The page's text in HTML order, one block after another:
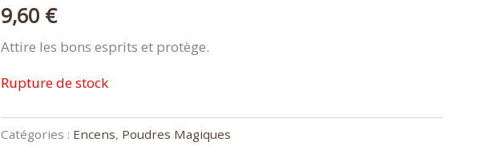
9,60 €
Attire les bons esprits et protège.
Rupture de stock
Catégories : Encens, Poudres Magiques